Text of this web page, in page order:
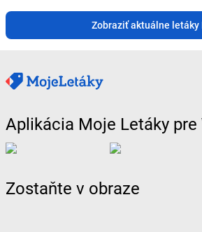
Zobraziť aktuálne letáky
Aplikácia Moje Letáky pre
Zostaňte v obraze